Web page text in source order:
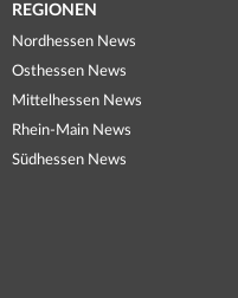
REGIONEN
Nordhessen News
Osthessen News
Mittelhessen News
Rhein-Main News
Südhessen News